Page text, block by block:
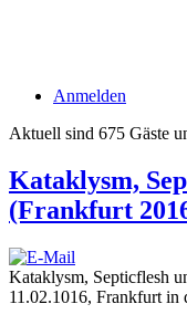
Anmelden
Aktuell sind 675 Gäste
Kataklysm,
(Frankfurt
Kataklysm, Septicflesh
11.02.1016, Frankfurt in